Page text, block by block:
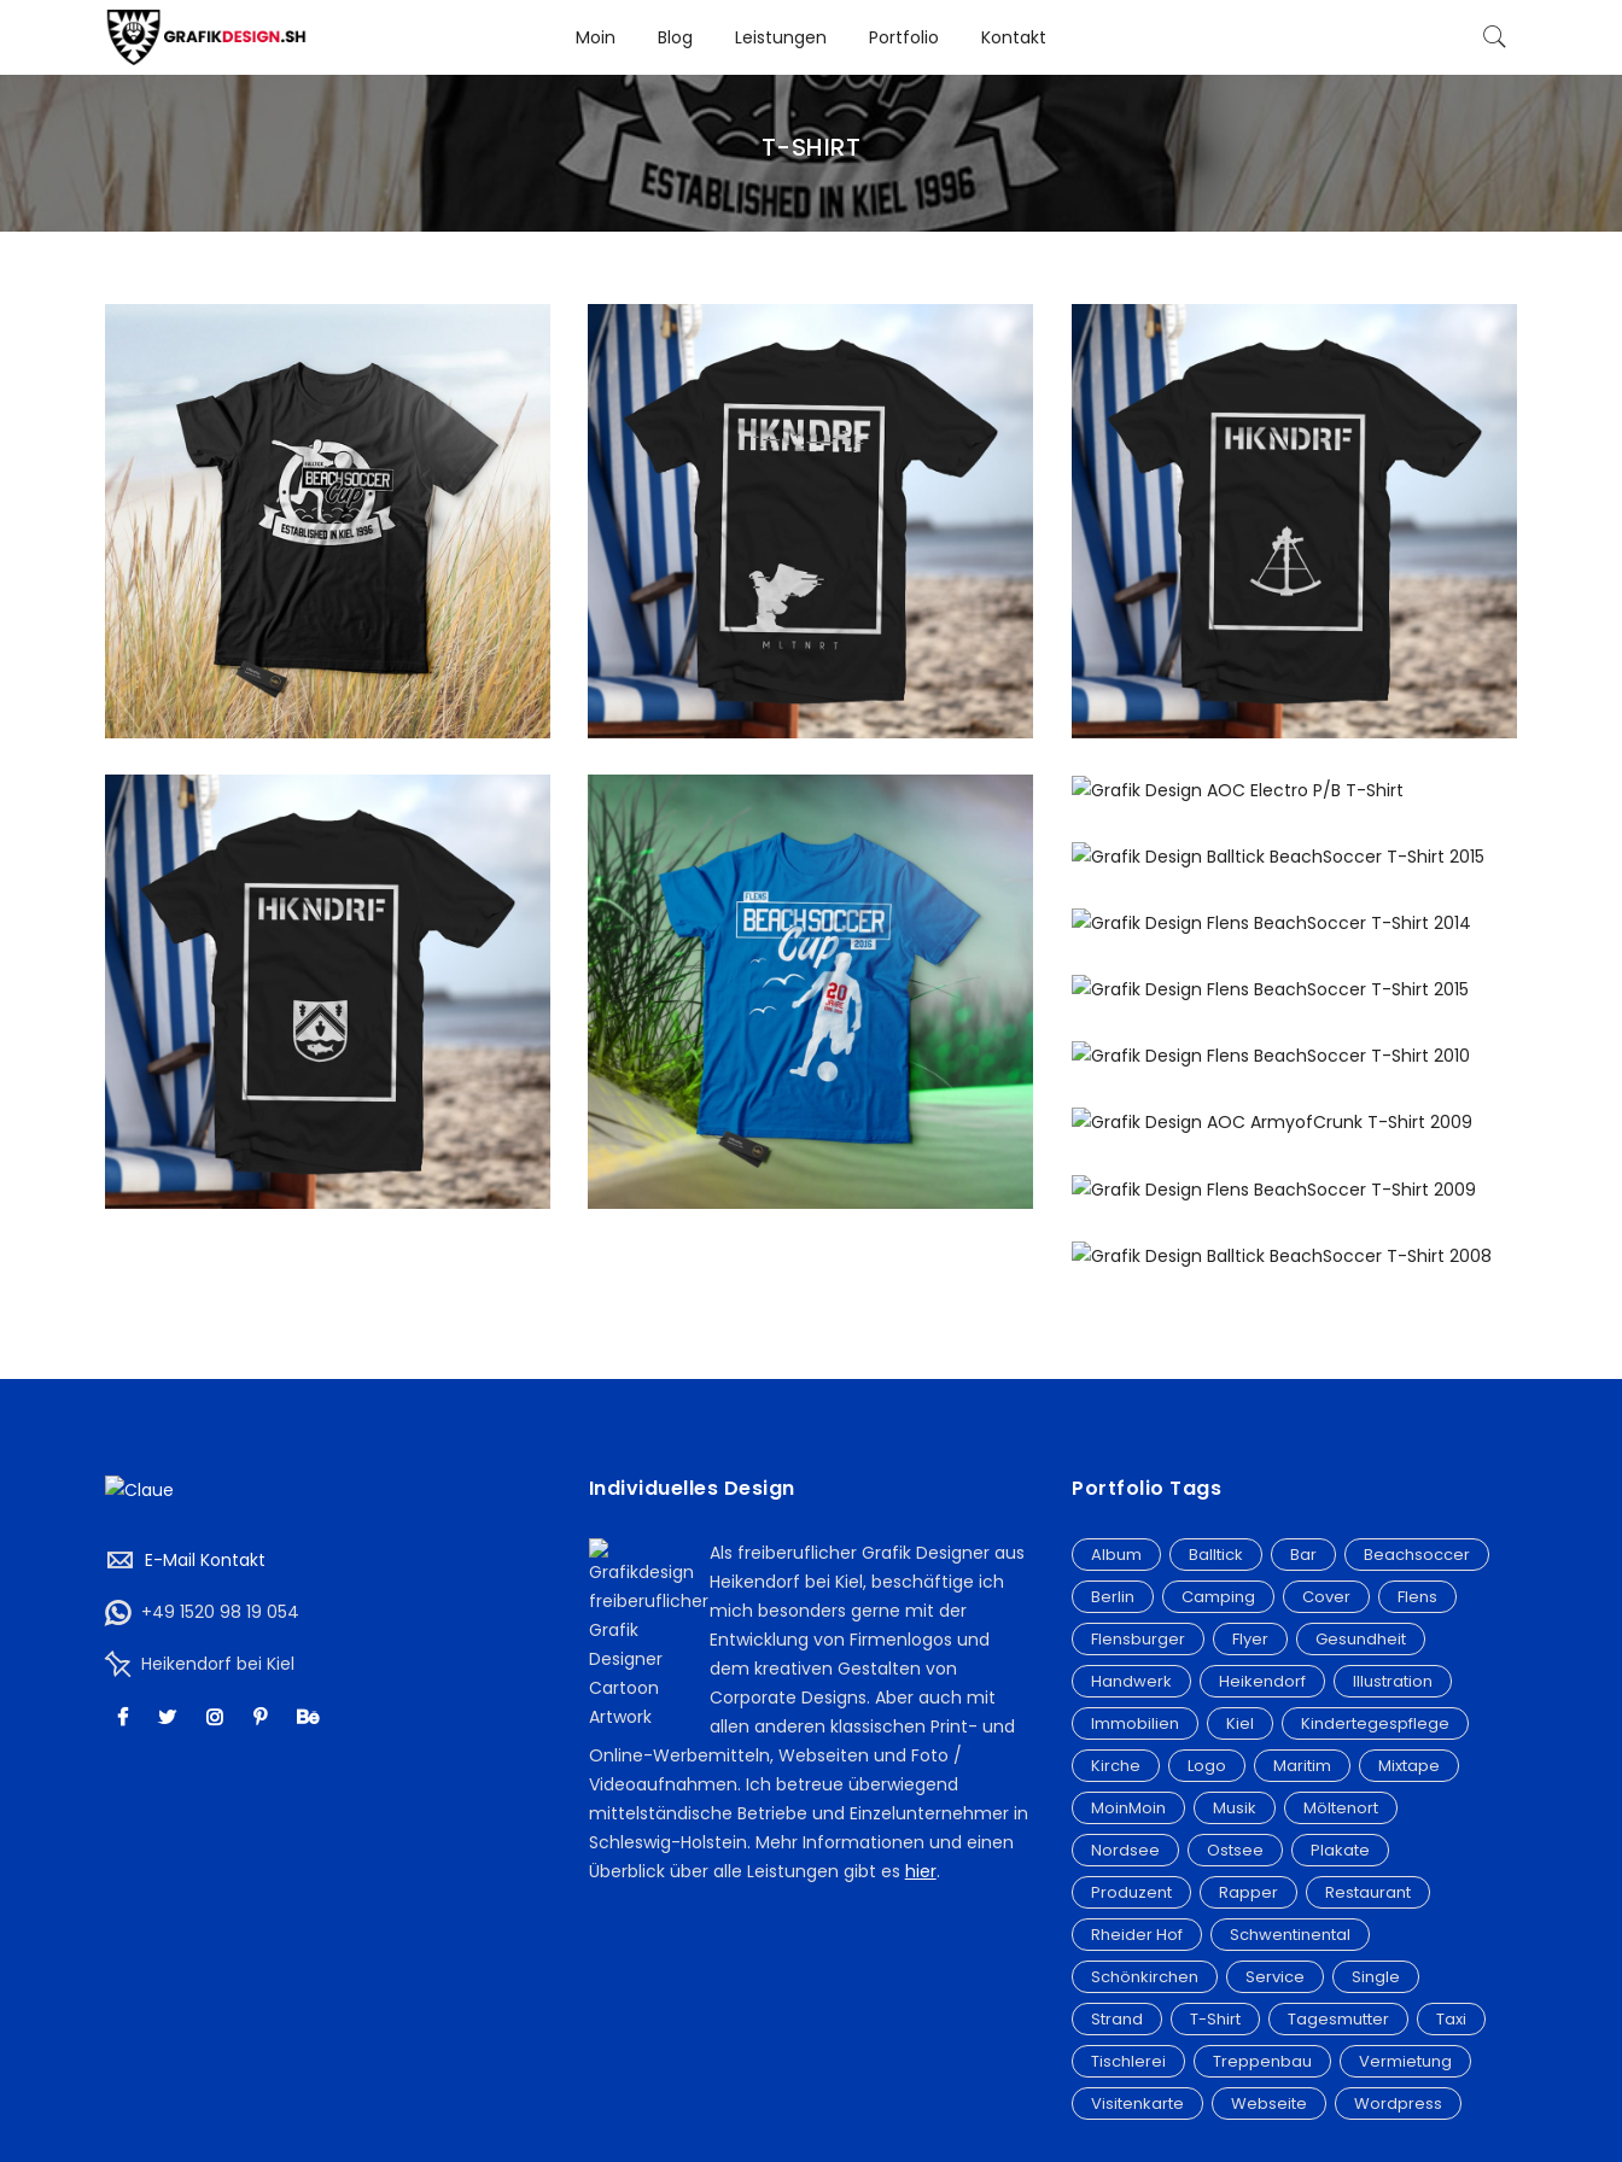
Moin Blog Leistungen Portfolio Kontakt
T-SHIRT
E-Mail Kontakt
+49 1520 98 19 054
Heikendorf bei Kiel
Individuelles Design
Als freiberuflicher Grafik Designer aus
Heikendorf bei Kiel, beschäftige ich
mich besonders gerne mit der
Entwicklung von Firmenlogos und
dem kreativen Gestalten von
Corporate Designs. Aber auch mit
allen anderen klassischen Print- und
Online-Werbemitteln, Webseiten und Foto /
Videoaufnahmen. Ich betreue überwiegend
mittelständische Betriebe und Einzelunternehmer in
Schleswig-Holstein. Mehr Informationen und einen
Überblick über alle Leistungen gibt es hier.
Portfolio Tags
Album Balltick Bar
Beachsoccer
Berlin
Camping Cover
Flens
Flensburger
Flyer
Gesundheit
Handwerk
Heikendorf
Illustration
Immobilien
Kiel
Kindertegespflege
Kirche
Logo Maritim
Mixtape
MoinMoin
Musik
Möltenort
Nordsee
Ostsee
Plakate
Produzent
Rapper
Restaurant
Rheider Hof
Schwentinental
Schönkirchen
Service
Single
Strand
T-Shirt Tagesmutter
Taxi
Tischlerei
Treppenbau
Vermietung
Visitenkarte
Webseite Wordpress